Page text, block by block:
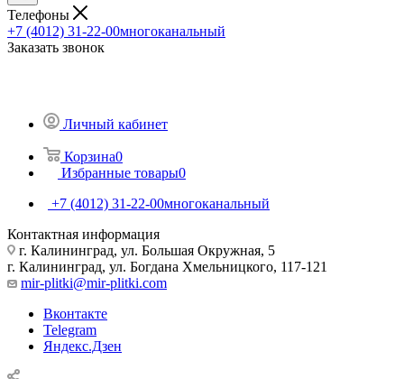
Телефоны
+7 (4012) 31-22-00многоканальный
Заказать звонок
Личный кабинет
Корзина0
Избранные товары0
+7 (4012) 31-22-00многоканальный
Контактная информация
г. Калининград, ул. Большая Окружная, 5
г. Калининград, ул. Богдана Хмельницкого, 117-121
mir-plitki@mir-plitki.com
Вконтакте
Telegram
Яндекс.Дзен